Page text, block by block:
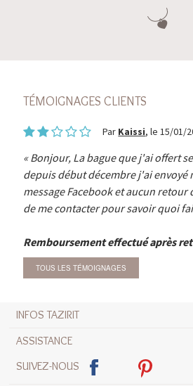
TÉMOIGNAGES CLIENTS
Par Kaissi, le 15/01/
Bonjour, La bague que j'ai offert
depuis début décembre j'ai envoyé
message Facebook et aucun
de me contacter pour savoir quoi
Remboursement effectué après
TOUS LES TÉMOIGNAGES
INFOS TAZIRIT
ASSISTANCE
SUIVEZ-NOUS